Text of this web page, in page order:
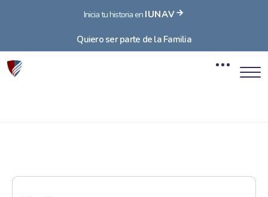
Inicia tu historia en IUNAV
Quiero ser parte de la Familia